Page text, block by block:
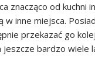
znacząco od kuchni
inne miejsca.
przekazać go
bardzo wiele